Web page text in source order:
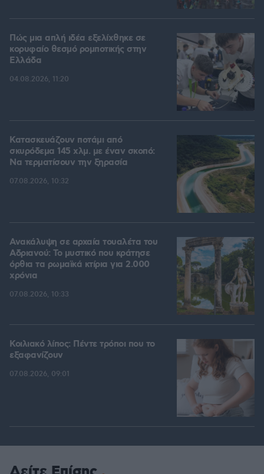
Πώς μια απλή ιδέα εξελίχθηκε σε
κορυφαίο θεσμό ρομποτικής στην
Ελλάδα
04.08.2026, 11:20
Κατασκευάζουν ποτάμι από
σκυρόδεμα 145 χλμ. με έναν σκοπό:
Να τερματίσουν την ξηρασία
07.08.2026, 10:32
Ανακάλυψη σε αρχαία τουαλέτα του
Αδριανού: Το μυστικό που κράτησε
όρθια τα ρωμαϊκά κτίρια για 2.000
χρόνια
07.08.2026, 10:33
Κοιλιακό λίπος: Πέντε τρόποι που το
εξαφανίζουν
07.08.2026, 09:01